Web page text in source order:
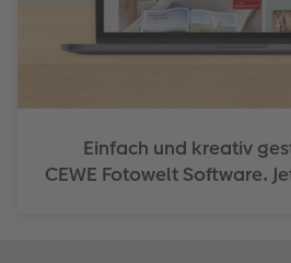
Einfach und kreativ
CEWE Fotowelt Software.